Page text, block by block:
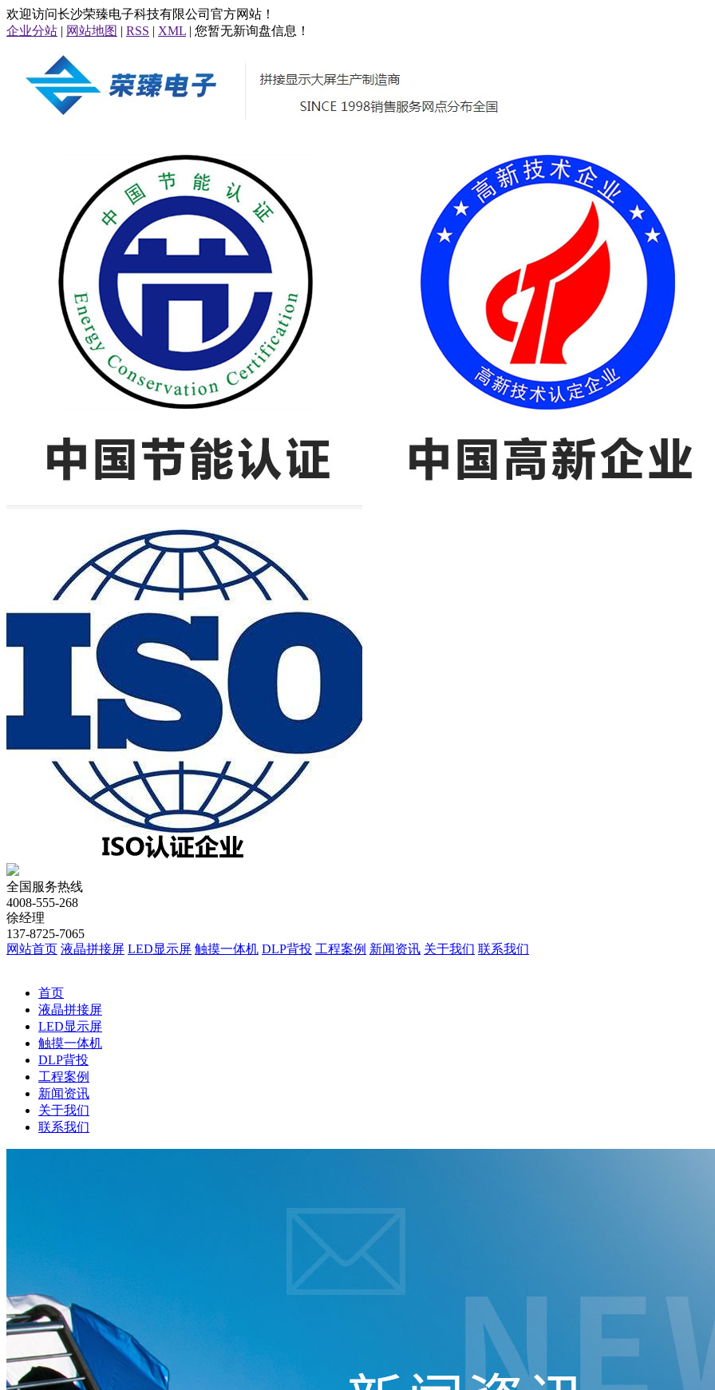
欢迎访问长沙荣臻电子科技有限公司官方网站！
企业分站 | 网站地图 | RSS | XML | 您暂无新询盘信息！
全国服务热线
4008-555-268
徐经理
137-8725-7065
网站首页 液晶拼接屏 LED显示屏 触摸一体机 DLP背投 工程案例 新闻资讯 关于我们 联系我们
首页
液晶拼接屏
LED显示屏
触摸一体机
DLP背投
工程案例
新闻资讯
关于我们
联系我们